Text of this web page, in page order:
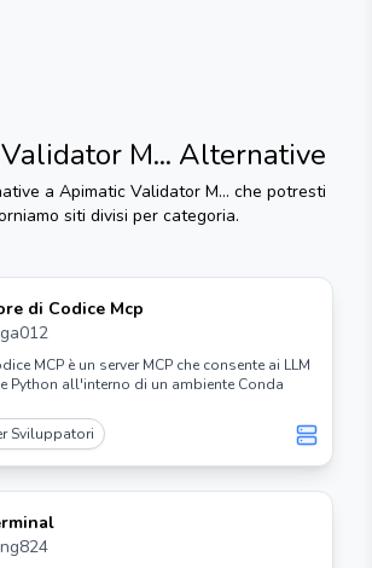
M... Alternative
a Apimatic Validator M... che potresti
siti divisi per categoria.
di Codice Mcp
MCP è un server MCP che consente ai LLM
Python all'interno di un ambiente Conda
Sviluppatori